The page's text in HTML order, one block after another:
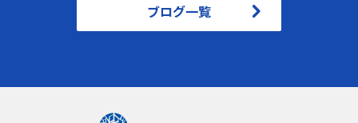
ブログ一覧